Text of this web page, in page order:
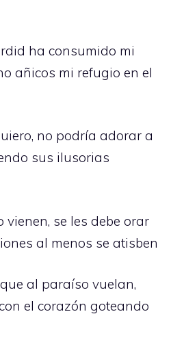
ha consumido mi
añicos mi refugio en el
no podría adorar a
sus ilusorias
vienen, se les debe orar
al menos se atisben
al paraíso vuelan,
el corazón goteando